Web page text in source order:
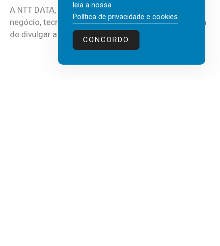
A NTT DATA, consultora global em serviços de
negócio, tecnologia e inteligência artificial (IA), acaba
de divulgar a mais recente...
leia a nossa
Política de privacidade e cookies.
CONCORDO